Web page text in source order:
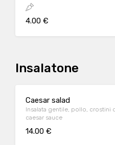
4.00 €
Insalatone
Caesar salad
Insalata gentile, pollo, crostini
caesar sauce
14.00 €